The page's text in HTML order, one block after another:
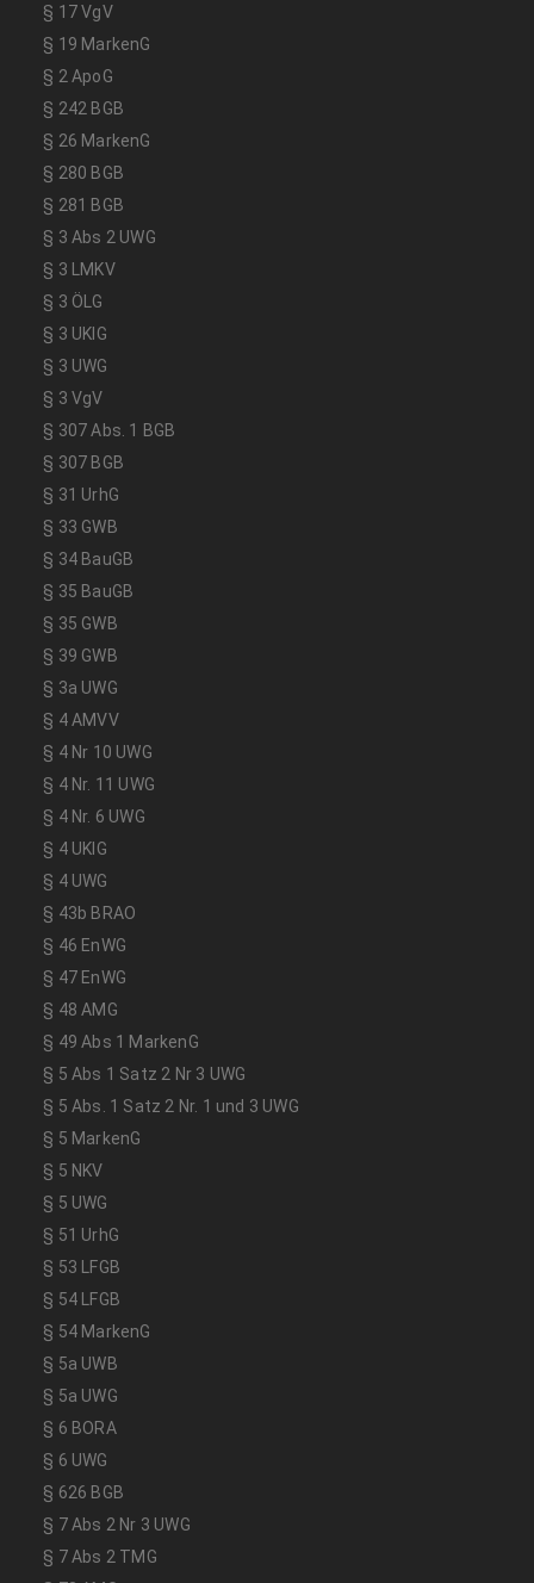
§ 17 VgV
§ 19 MarkenG
§ 2 ApoG
§ 242 BGB
§ 26 MarkenG
§ 280 BGB
§ 281 BGB
§ 3 Abs 2 UWG
§ 3 LMKV
§ 3 ÖLG
§ 3 UKlG
§ 3 UWG
§ 3 VgV
§ 307 Abs. 1 BGB
§ 307 BGB
§ 31 UrhG
§ 33 GWB
§ 34 BauGB
§ 35 BauGB
§ 35 GWB
§ 39 GWB
§ 3a UWG
§ 4 AMVV
§ 4 Nr 10 UWG
§ 4 Nr. 11 UWG
§ 4 Nr. 6 UWG
§ 4 UKlG
§ 4 UWG
§ 43b BRAO
§ 46 EnWG
§ 47 EnWG
§ 48 AMG
§ 49 Abs 1 MarkenG
§ 5 Abs 1 Satz 2 Nr 3 UWG
§ 5 Abs. 1 Satz 2 Nr. 1 und 3 UWG
§ 5 MarkenG
§ 5 NKV
§ 5 UWG
§ 51 UrhG
§ 53 LFGB
§ 54 LFGB
§ 54 MarkenG
§ 5a UWB
§ 5a UWG
§ 6 BORA
§ 6 UWG
§ 626 BGB
§ 7 Abs 2 Nr 3 UWG
§ 7 Abs 2 TMG